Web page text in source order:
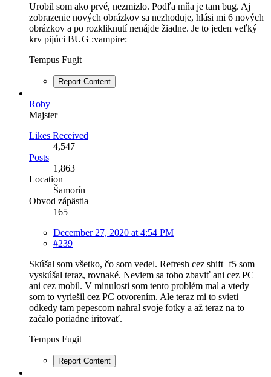
Urobil som ako prvé, nezmizlo. Podľa mňa je tam bug. Aj
zobrazenie nových obrázkov sa nezhoduje, hlási mi 6 nových
obrázkov a po rozkliknutí nenájde žiadne. Je to jeden veľký
krv pijúci BUG :vampire:
Tempus Fugit
Report Content
Roby
Majster
Likes Received
4,547
Posts
1,863
Location
Šamorín
Obvod zápästia
165
December 27, 2020 at 4:54 PM
#239
Skúšal som všetko, čo som vedel. Refresh cez shift+f5 som
vyskúšal teraz, rovnaké. Neviem sa toho zbaviť ani cez PC
ani cez mobil. V minulosti som tento problém mal a vtedy
som to vyriešil cez PC otvorením. Ale teraz mi to svieti
odkedy tam pepescom nahral svoje fotky a až teraz na to
začalo poriadne iritovať.
Tempus Fugit
Report Content